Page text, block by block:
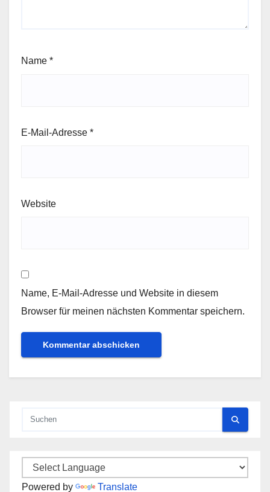
Name *
E-Mail-Adresse *
Website
Name, E-Mail-Adresse und Website in diesem
Browser für meinen nächsten Kommentar speichern.
Powered by Translate